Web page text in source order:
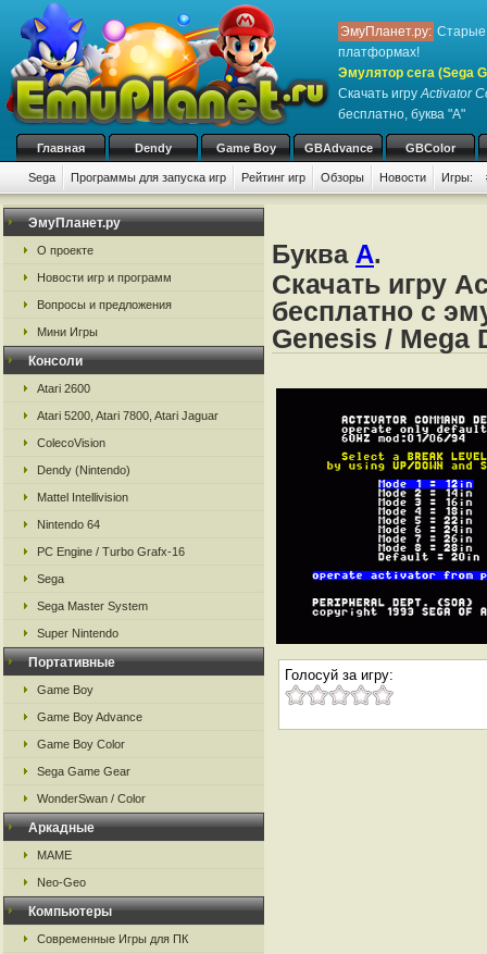
ЭмуПланет.ру: Старые
платформах!
Эмулятор сега (Sega
Скачать игруActivator
бесплатно, буква "A"
Главная Dendy Game Boy GBAdvance GBColor
Sega Программы для запуска игр Рейтинг игр Обзоры Новости Игры:
ЭмуПланет.ру
О проекте
Новости игр и программ
Вопросы и предложения
Мини Игры
Консоли
Atari 2600
Atari 5200, Atari 7800, Atari Jaguar
ColecoVision
Dendy (Nintendo)
Mattel Intellivision
Nintendo 64
PC Engine / Turbo Grafx-16
Sega
Sega Master System
Super Nintendo
Портативные
Game Boy
Game Boy Advance
Game Boy Color
Sega Game Gear
WonderSwan / Color
Аркадные
MAME
Neo-Geo
Компьютеры
Современные Игры для ПК
Буква A.
Скачать игру
бесплатно с
Genesis / Mega
Голосуй за игру: